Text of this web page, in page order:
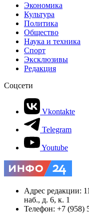
Экономика
Культура
Политика
Общество
Наука и техника
Спорт
Эксклюзивы
Редакция
Соцсети
Vkontakte
Telegram
Youtube
Адрес редакции:
наб., д. 6, к. 1
Телефон: +7 (958)